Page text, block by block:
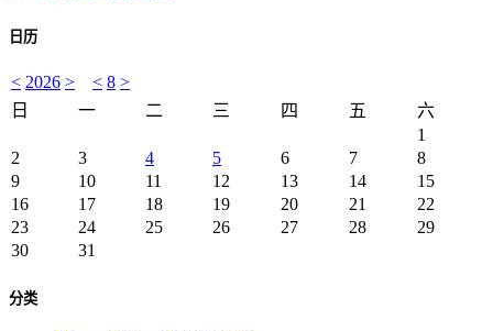
日历
< 2026 > < 8 >
日
一 二 三 四 五
六
1
2
3 4 5 6 7
8
9
10 11 12 13 14
15
16
17 18 19 20 21
22
23
24 25 26 27 28
29
30
31
分类